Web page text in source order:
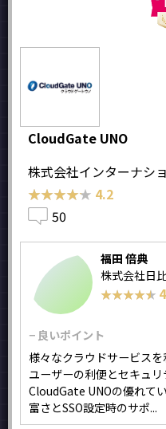
CloudGate UNO
株式会社インターナシ
★★★★★
★★★★★ 4.2
50
福田 倍典
株式会社日
★★★★★
★★★★★
− 良いポイント
様々なクラウドサービス
ユーザーの利便とセキュリ
CloudGate UNOの優れて
富さとSSO設定時のサポ...